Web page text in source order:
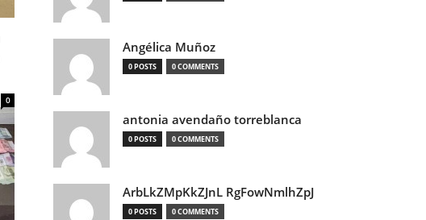
0
Angélica Muñoz
0 POSTS 0 COMMENTS
antonia avendaño torreblanca
0 POSTS 0 COMMENTS
ArbLkZMpKkZJnL RgFowNmlhZpJ
0 POSTS 0 COMMENTS